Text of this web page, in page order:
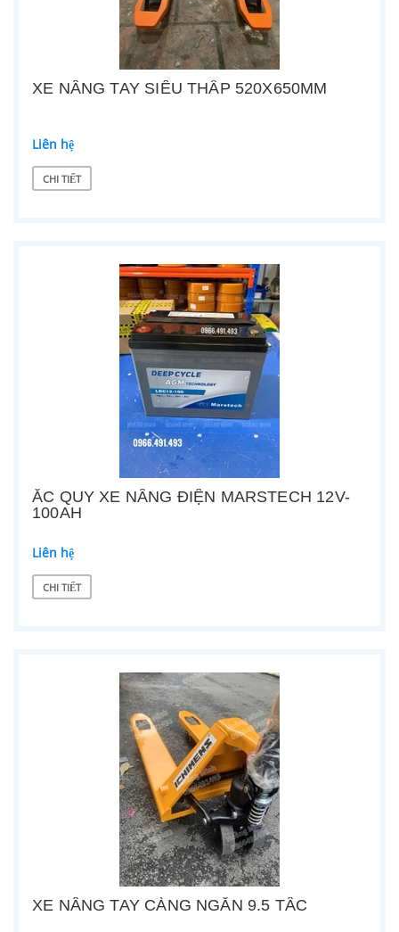
XE NÂNG TAY SIÊU THẤP 520X650MM
Liên hệ
CHI TIẾT
ẮC QUY XE NÂNG ĐIỆN MARSTECH 12V-
100AH
Liên hệ
CHI TIẾT
XE NÂNG TAY CÀNG NGẮN 9.5 TẤC